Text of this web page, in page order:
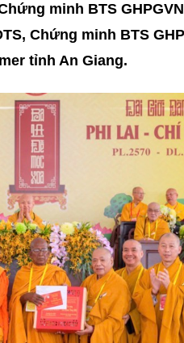
minh BTS
Chứng minh BTS
tỉnh An Giang.